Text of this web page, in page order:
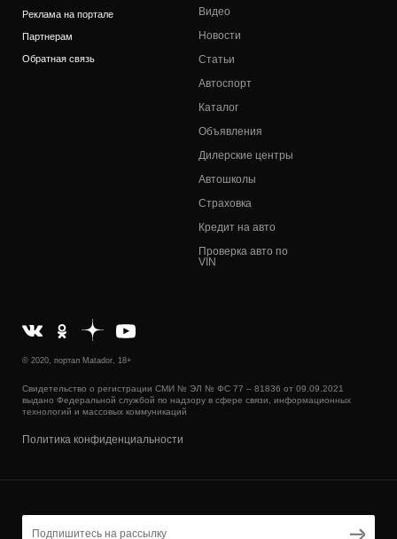
Реклама на портале
Партнерам
Обратная связь
Видео
Новости
Статьи
Автоспорт
Каталог
Объявления
Дилерские центры
Автошколы
Страховка
Кредит на авто
Проверка авто по
VIN
© 2020, портал Matador, 18+
Свидетельство о регистрации СМИ № ЭЛ № ФС 77 – 81836 от 09.09.2021
выдано Федеральной службой по надзору в сфере связи, информационных
технологий и массовых коммуникаций
Политика конфиденциальности